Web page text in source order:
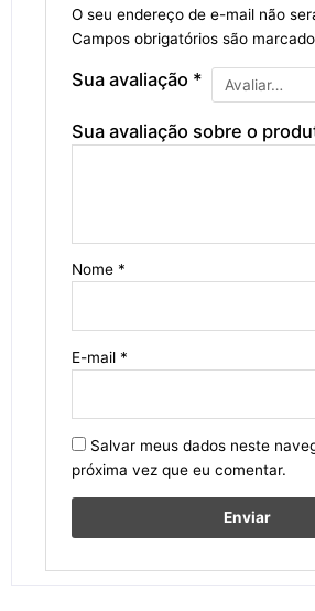
O seu endereço de e-mail não
Campos obrigatórios são
Sua avaliação *
Sua avaliação sobre o
Nome *
E-mail *
Salvar meus dados neste
próxima vez que eu comentar.